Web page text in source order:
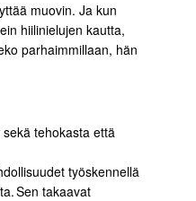
muovin. Ja kun
hiilinielujen kautta,
parhaimmillaan, hän
tehokasta että
työskennellä
Sen takaavat